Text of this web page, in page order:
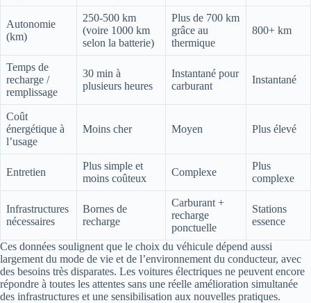
Autonomie
(km)
250-500 km
(voire 1000 km
selon la batterie)
Plus de 700 km
grâce au
thermique
800+ km
Temps de
recharge /
remplissage
30 min à
plusieurs heures
Instantané pour
carburant
Instantané
Coût
énergétique à
l’usage
Moins cher Moyen Plus élevé
Entretien
Plus simple et
moins coûteux
Complexe
Plus
complexe
Infrastructures
nécessaires
Bornes de
recharge
Carburant +
recharge
ponctuelle
Stations
essence
Ces données soulignent que le choix du véhicule dépend aussi
largement du mode de vie et de l’environnement du conducteur, avec
des besoins très disparates. Les voitures électriques ne peuvent encore
répondre à toutes les attentes sans une réelle amélioration simultanée
des infrastructures et une sensibilisation aux nouvelles pratiques.